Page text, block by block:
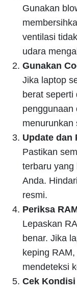
Gunakan
ventilasi
udara
Gunakan
Jika laptop
berat seperti
penggunaan
menurunkan
Update dan
Pastikan
terbaru yang
Anda.
resmi.
Periksa
Lepaskan
benar. Jika
keping
mendeteksi
Cek